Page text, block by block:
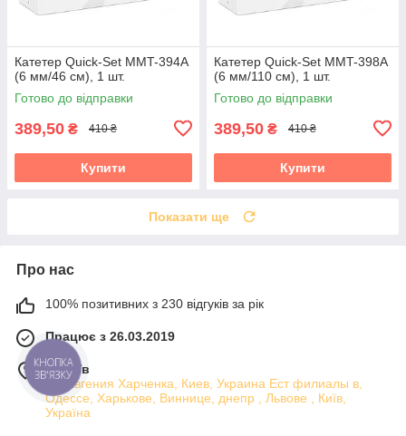
Катетер Quick-Set MMT-394А
(6 мм/46 см), 1 шт.
Готово до відправки
389,50 ₴ 410 ₴
Купити
Катетер Quick-Set MMT-398А
(6 мм/110 см), 1 шт.
Готово до відправки
389,50 ₴ 410 ₴
Купити
Показати ще
Про нас
100% позитивних з 230 відгуків за рік
Працює з 26.03.2019
м. Київ
ул. Евгения Харченка, Киев, Украина Ест филиалы в,
Одессе, Харькове, Виннице, днепр , Львове , Київ,
Україна
КНОПКА
ЗВ'ЯЗКУ